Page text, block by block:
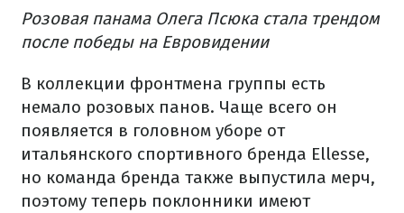
Розовая панама Олега Псюка стала трендом
после победы на Евровидении
В коллекции фронтмена группы есть
немало розовых панов. Чаще всего он
появляется в головном уборе от
итальянского спортивного бренда Ellesse,
но команда бренда также выпустила мерч,
поэтому теперь поклонники имеют